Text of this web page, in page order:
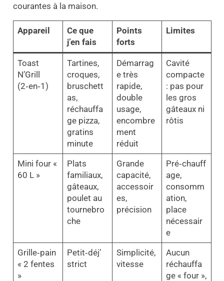
courantes à la maison.
Appareil
Ce que
j’en fais
Points
forts
Limites
Toast
N’Grill
(2‑en‑1)
Tartines,
croques,
bruschett
as,
réchauffa
ge pizza,
gratins
minute
Démarrag
e très
rapide,
double
usage,
encombre
ment
réduit
Cavité
compacte
: pas pour
les gros
gâteaux ni
rôtis
Mini four «
60 L »
Plats
familiaux,
gâteaux,
poulet au
tournebro
che
Grande
capacité,
accessoir
es,
précision
Pré‑chauff
age,
consomm
ation,
place
nécessair
e
Grille‑pain
« 2 fentes
»
Petit‑déj’
strict
Simplicité,
vitesse
Aucun
réchauffa
ge « four »,